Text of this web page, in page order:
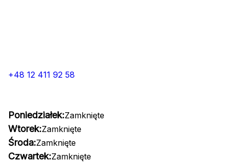
+48 12 411 92 58
Poniedziałek:Zamknięte
Wtorek:Zamknięte
Środa:Zamknięte
Czwartek:Zamknięte